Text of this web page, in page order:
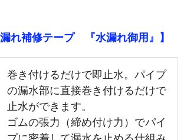
漏れ補修テープ 『水漏れ御用』】
巻き付けるだけで即止水。パイプ
の漏水部に直接巻き付けるだけで
止水ができます。
ゴムの張力（締め付け力）でパイ